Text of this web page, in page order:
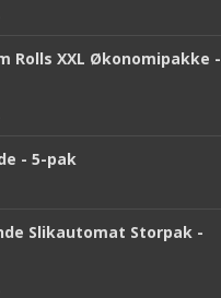
Rolls XXL Økonomipakke -
- 5-pak
Slikautomat Storpak -